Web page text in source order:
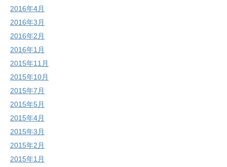
2016年4月
2016年3月
2016年2月
2016年1月
2015年11月
2015年10月
2015年7月
2015年5月
2015年4月
2015年3月
2015年2月
2015年1月